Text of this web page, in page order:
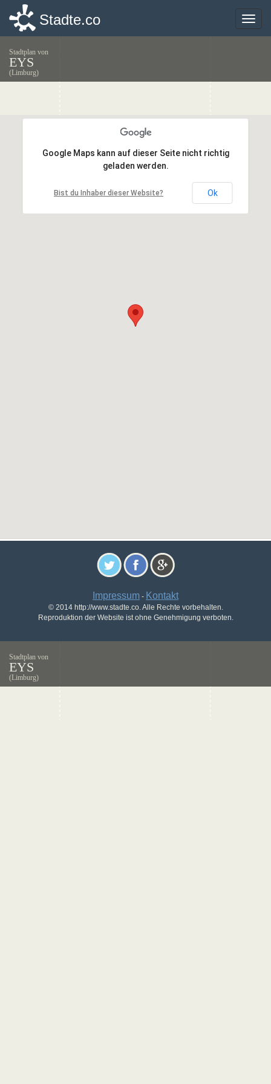
Toggle
Stadte.co
Stadtplan von
EYS
(Limburg)
Google Maps kann auf dieser Seite nicht richtig
geladen werden.
Bist du Inhaber dieser Website? Ok
Google Maps kann auf dieser Seite nicht richtig
geladen werden.
Bist du Inhaber dieser Website? Ok
Impressum - Kontakt
© 2014 http://www.stadte.co. Alle Rechte vorbehalten.
Reproduktion der Website ist ohne Genehmigung verboten.
Toggle
Stadte.co
Stadtplan von
EYS
(Limburg)